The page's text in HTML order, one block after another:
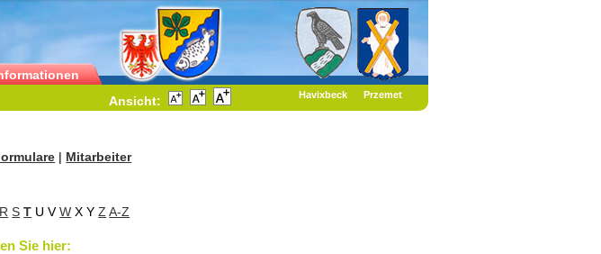
Havixbeck Przemet
Ansicht:
| Mitarbeiter
R S T U V W X Y Z A-Z
Sie hier: